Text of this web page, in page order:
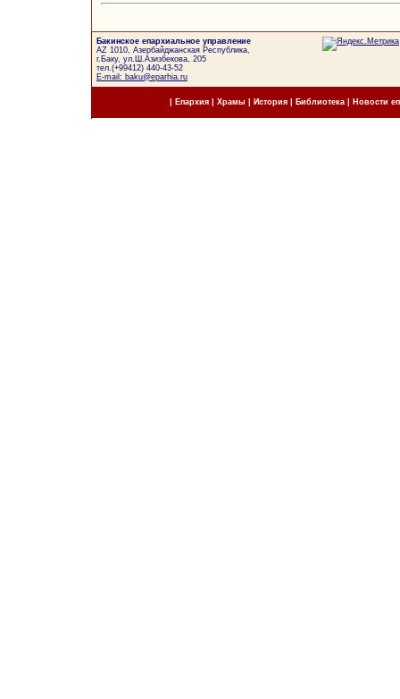
Бакинское епархиальное управление
AZ 1010, Азербайджанская Республика,
г.Баку, ул.Ш.Азизбекова, 205
тел.(+99412) 440-43-52
E-mail: baku@eparhia.ru
Епархия| Храмы История| Библиотека Новости